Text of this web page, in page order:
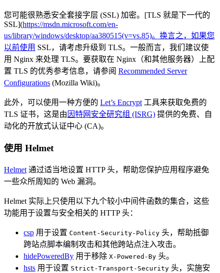
您可能很熟悉安全套接字层 (SSL) 加密。[TLS 就是下一代的
SSL](https://msdn.microsoft.com/en-
us/library/windows/desktop/aa380515(v=vs.85)。换言之，如果您
以前使用 SSL，请考虑升级到 TLS。一般而言，我们建议使
用 Nginx 来处理 TLS。要获取在 Nginx（和其他服务器）上配
置 TLS 的优秀参考信息，请参阅 Recommended Server
Configurations (Mozilla Wiki)。
此外，可以使用一种方便的 Let’s Encrypt 工具来获取免费的
TLS 证书，这是由 因特网安全研究组 (ISRG) 提供的免费、自
动化的开放式认证中心 (CA)。
使用 Helmet
Helmet 通过适当地设置 HTTP 头，帮助您保护应用程序避免
一些众所周知的 Web 漏洞。
Helmet 实际上只使用以下九个较小中间件函数的集合，这些
功能用于设置与安全相关的 HTTP 头：
csp 用于设置 Content-Security-Policy 头，帮助抵御
跨站点脚本编制攻击和其他跨站点注入攻击。
hidePoweredBy 用于移除 X-Powered-By 头。
hsts 用于设置 Strict-Transport-Security 头，实施安